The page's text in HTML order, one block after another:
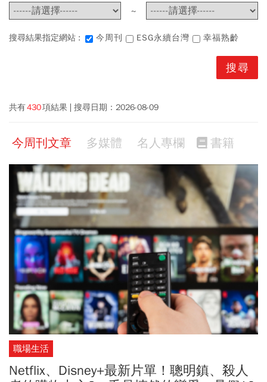
~
搜尋結果指定網站 : 今周刊 ESG永續台灣 幸福熟齡
共有430項結果 搜尋日期： 2026-08-09
今周刊文章 多媒體 名人專欄 書籍
職場生活
Netflix、Disney+最新片單！聰明鎮、殺人